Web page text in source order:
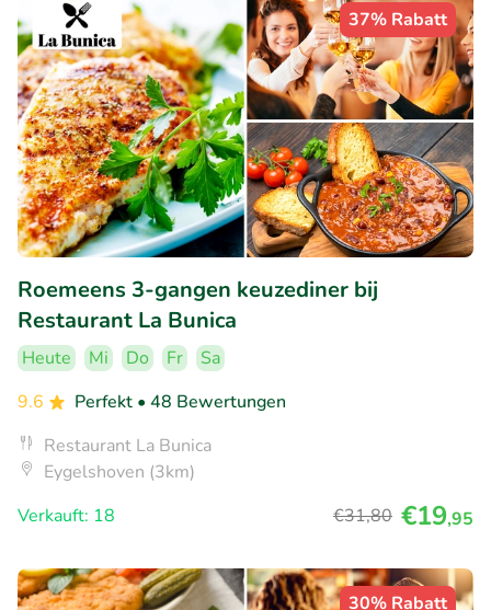
37% Rabatt
Roemeens 3-gangen keuzediner bij
Restaurant La Bunica
Heute Mi Do Fr
Sa
9.6
Perfekt • 48 Bewertungen
Restaurant La Bunica
Eygelshoven (3km)
Verkauft: 18
€31,80 €19,95
30% Rabatt